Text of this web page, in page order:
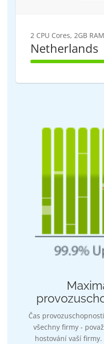
2 CPU Cores, 2GB
Netherlands
100%
Čas
všechny firmy -
hostování vaší